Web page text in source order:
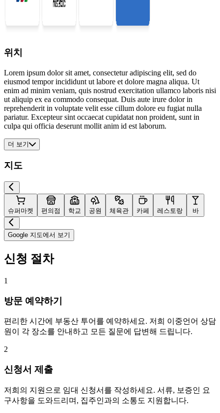
위치
Lorem ipsum dolor sit amet, consectetur adipiscing elit, sed do
eiusmod tempor incididunt ut labore et dolore magna aliqua. Ut
enim ad minim veniam, quis nostrud exercitation ullamco laboris nisi
ut aliquip ex ea commodo consequat. Duis aute irure dolor in
reprehenderit in voluptate velit esse cillum dolore eu fugiat nulla
pariatur. Excepteur sint occaecat cupidatat non proident, sunt in
culpa qui officia deserunt mollit anim id est laborum.
더 보기
지도
슈퍼마켓 편의점 학교 공원 체육관 카페 레스토랑 바
Google 지도에서 보기
신청 절차
1
방문 예약하기
편리한 시간에 부동산 투어를 예약하세요. 저희 이중언어 상담
원이 각 장소를 안내하고 모든 질문에 답변해 드립니다.
2
신청서 제출
저희의 지원으로 임대 신청서를 작성하세요. 서류, 보증인 요
구사항을 도와드리며, 집주인과의 소통도 지원합니다.